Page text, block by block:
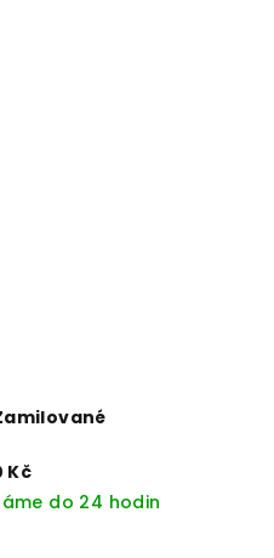
Kč
do 24 hodin